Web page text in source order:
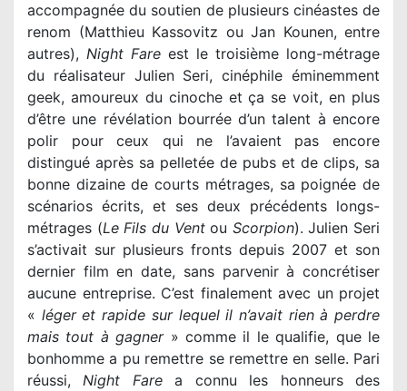
accompagnée du soutien de plusieurs cinéastes de
renom (Matthieu Kassovitz ou Jan Kounen, entre
autres), Night Fare est le troisième long-métrage
du réalisateur Julien Seri, cinéphile éminemment
geek, amoureux du cinoche et ça se voit, en plus
d’être une révélation bourrée d’un talent à encore
polir pour ceux qui ne l’avaient pas encore
distingué après sa pelletée de pubs et de clips, sa
bonne dizaine de courts métrages, sa poignée de
scénarios écrits, et ses deux précédents longs-
métrages (Le Fils du Ventou Scorpion). Julien Seri
s’activait sur plusieurs fronts depuis 2007 et son
dernier film en date, sans parvenir à concrétiser
aucune entreprise. C’est finalement avec un projet
« léger et rapide sur lequel il n’avait rien à perdre
mais tout à gagner» comme il le qualifie, que le
bonhomme a pu remettre se remettre en selle. Pari
réussi,Night Farea connu les honneurs des